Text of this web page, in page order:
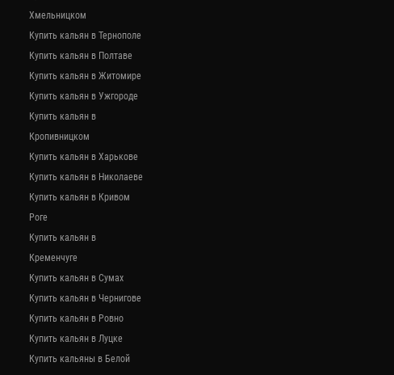
Хмельницком
Купить кальян в Тернополе
Купить кальян в Полтаве
Купить кальян в Житомире
Купить кальян в Ужгороде
Купить кальян в
Кропивницком
Купить кальян в Харькове
Купить кальян в Николаеве
Купить кальян в Кривом
Роге
Купить кальян в
Кременчуге
Купить кальян в Сумах
Купить кальян в Чернигове
Купить кальян в Ровно
Купить кальян в Луцке
Купить кальяны в Белой